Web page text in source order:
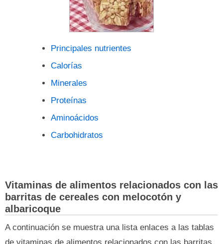
Principales nutrientes
Calorías
Minerales
Proteínas
Aminoácidos
Carbohidratos
Vitaminas de alimentos relacionados con las
barritas de cereales con melocotón y
albaricoque
A continuación se muestra una lista enlaces a las tablas